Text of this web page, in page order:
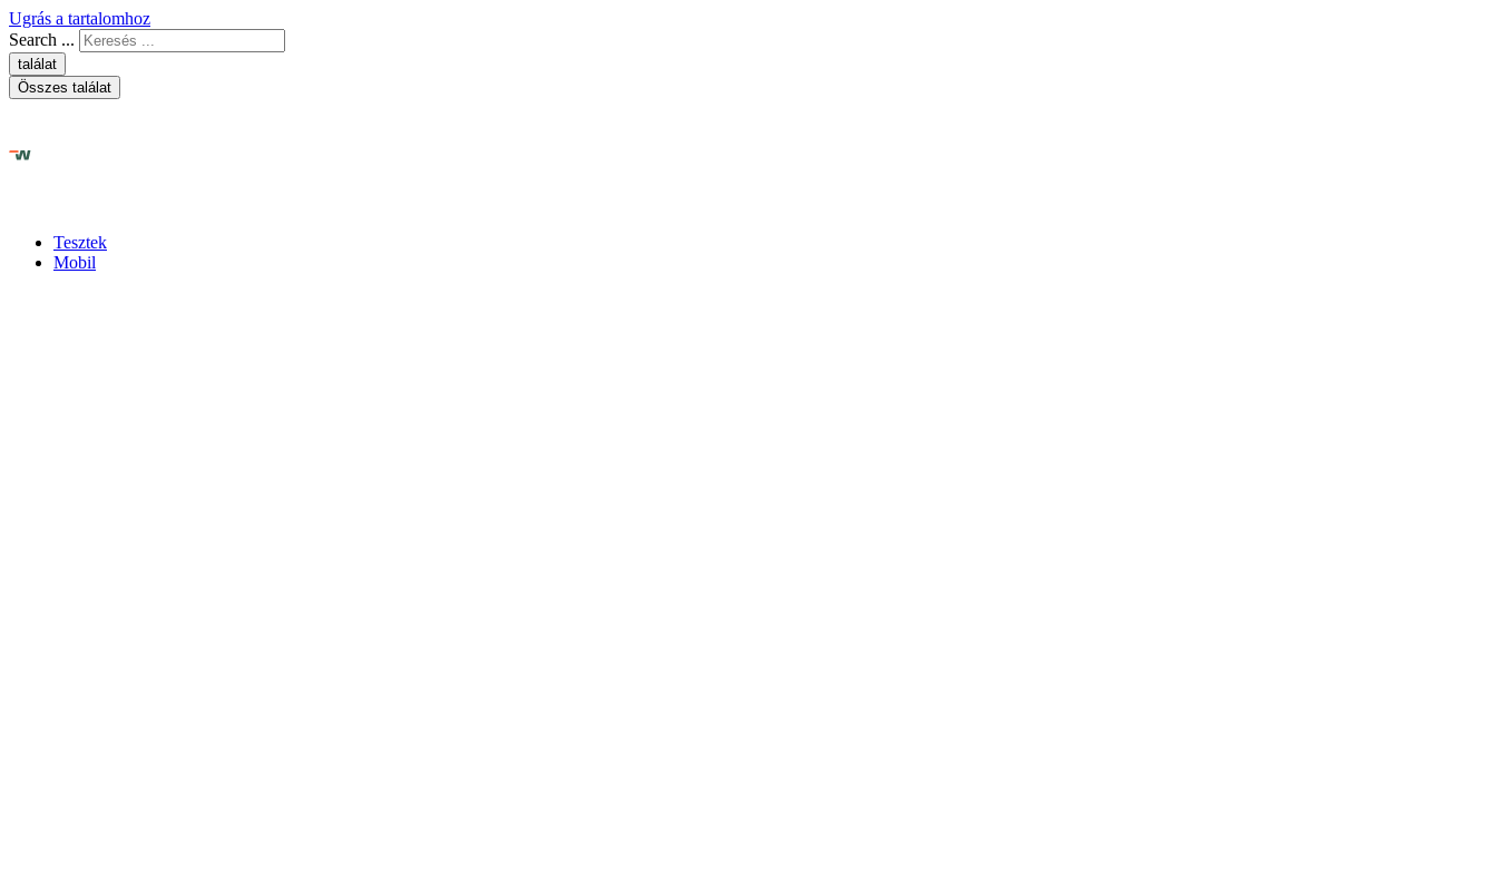
Ugrás a tartalomhoz
Search ...
találat
Összes találat
Tesztek
Mobil